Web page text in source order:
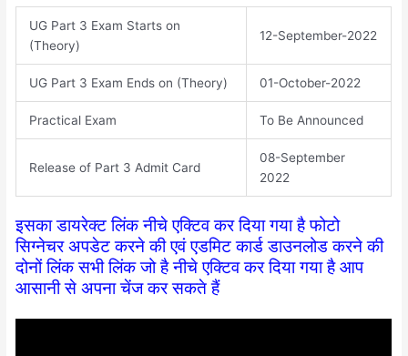
UG Part 3 Exam Starts on
(Theory)
12-September-2022
UG Part 3 Exam Ends on (Theory) 01-October-2022
Practical Exam To Be Announced
Release of Part 3 Admit Card
08-September
2022
इसका डायरेक्ट लिंक नीचे एक्टिव कर दिया गया है फोटो
सिग्नेचर अपडेट करने की एवं एडमिट कार्ड डाउनलोड करने की
दोनों लिंक सभी लिंक जो है नीचे एक्टिव कर दिया गया है आप
आसानी से अपना चेंज कर सकते हैं